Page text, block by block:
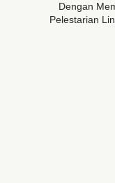
Dengan
Pelestarian